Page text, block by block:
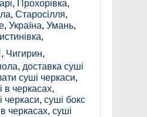
, Прохорівка,
, Старосілля,
, Україна, Умань,
,
, Чигирин,
, доставка суші
суші черкаси,
в черкасах,
черкаси, суші бокс
черкасах, суші